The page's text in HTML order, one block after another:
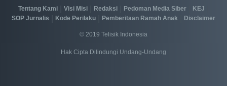
Tentang Kami Visi Misi Redaksi Pedoman Media Siber KEJ
SOP Jurnalis Kode Perilaku Pemberitaan Ramah Anak Disclaimer
© 2019 Telisik Indonesia
Hak Cipta Dilindungi Undang-Undang